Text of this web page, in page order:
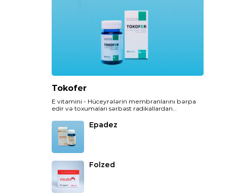
Tokofer
E vitamini - Hüceyrələrin membranlarını bərpa
edir və toxumaları sərbəst radikallardan
qoruyur.
Epadez
Folzed